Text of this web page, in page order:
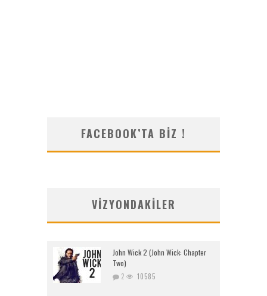
FACEBOOK’TA BIZ !
VIZYONDAKILER
John Wick 2 (John Wick: Chapter
Two)
2 10585